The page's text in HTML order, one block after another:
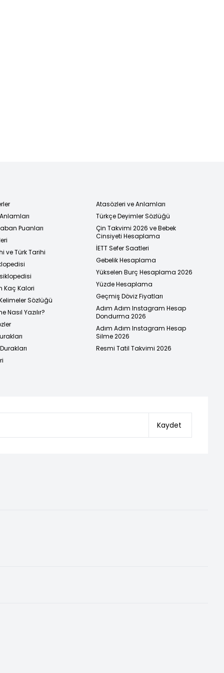
Puanları
ve Türk Tarihi
Kaç Kalori
Sözlüğü
Nasıl Yazılır?
Atasözleri ve Anlamları
Türkçe Deyimler Sözlüğü
Çin Takvimi 2026 ve Bebek
Cinsiyeti Hesaplama
İETT Sefer Saatleri
Gebelik Hesaplama
Yükselen Burç Hesaplama 2026
Yüzde Hesaplama
Geçmiş Döviz Fiyatları
Adım Adım Instagram Hesap
Dondurma 2026
Adım Adım Instagram Hesap
Silme 2026
Resmi Tatil Takvimi 2026
Kaydet